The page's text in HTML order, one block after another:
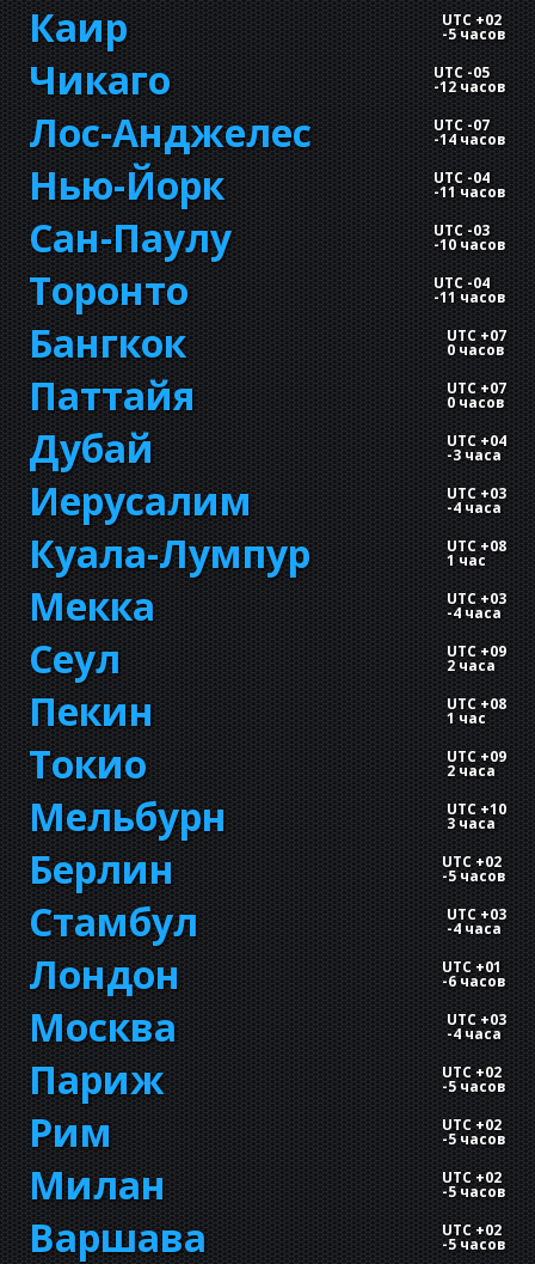
Каир UTC +02
-5 часов
Чикаго UTC -05
-12 часов
Лос-Анджелес UTC -07
-14 часов
Нью-Йорк UTC -04
-11 часов
Сан-Паулу UTC -03
-10 часов
Торонто UTC -04
-11 часов
Бангкок UTC +07
0 часов
Паттайя UTC +07
0 часов
Дубай UTC +04
-3 часа
Иерусалим UTC +03
-4 часа
Куала-Лумпур UTC +08
1 час
Мекка UTC +03
-4 часа
Сеул UTC +09
2 часа
Пекин UTC +08
1 час
Токио UTC +09
2 часа
Мельбурн UTC +10
3 часа
Берлин UTC +02
-5 часов
Стамбул UTC +03
-4 часа
Лондон UTC +01
-6 часов
Москва UTC +03
-4 часа
Париж UTC +02
-5 часов
Рим UTC +02
-5 часов
Милан UTC +02
-5 часов
Варшава UTC +02
-5 часов